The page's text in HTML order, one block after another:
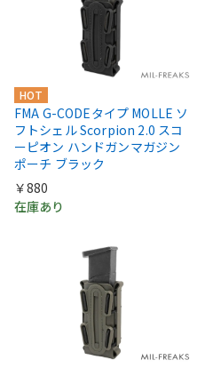
HOT
FMA G-CODEタイプ MOLLE ソ
フトシェル Scorpion 2.0 スコ
ーピオン ハンドガンマガジン
ポーチ ブラック
￥880
在庫あり